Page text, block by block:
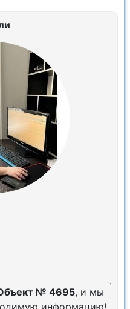
№ 4695, и мы
информацию!